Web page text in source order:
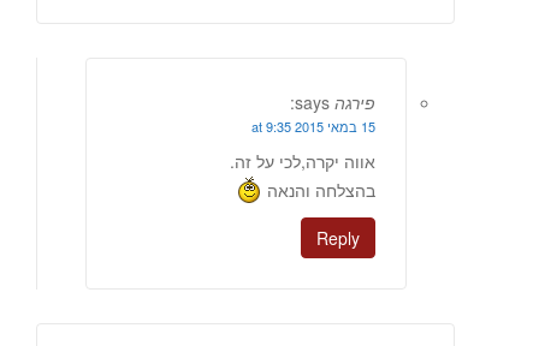
פירגה says:
15 במאי 2015 at 9:35
אווה יקרה,לכי על זה.
בהצלחה והנאה
Reply